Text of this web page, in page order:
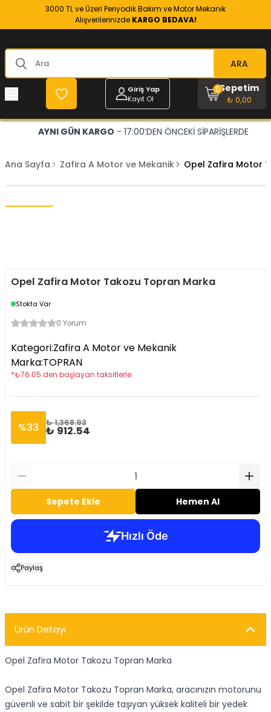
3000 TL ve Üzeri Periyodik Bakım ve Motor Mekanik
Alışverilerinizde KARGO BEDAVA!
ARA
Giriş Yap
Kayıt Ol
Sepetim
₺ 0,00
0
AYNI GÜN KARGO - 17:00’DEN ÖNCEKİ SİPARİŞLERDE
Ana Sayfa Zafira A Motor ve Mekanik Opel Zafira Motor
Opel Zafira Motor Takozu Topran Marka
Stokta Var
0 Yorum
Kategori:Zafira A Motor ve Mekanik
Marka:TOPRAN
*₺76.05 den başlayan taksitlerle
%33 ₺ 1,368.93
₺ 912.54
Sepete Ekle Hemen Al
Paylaş
Ürün Detayı
Opel Zafira Motor Takozu Topran Marka
Opel Zafira Motor Takozu Topran Marka, aracınızın motorunu
güvenli ve sabit bir şekilde taşıyan yüksek kaliteli bir yedek